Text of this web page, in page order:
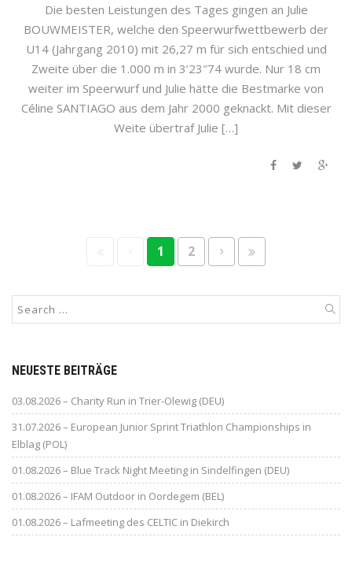
Die besten Leistungen des Tages gingen an Julie
BOUWMEISTER, welche den Speerwurfwettbewerb der
U14 (Jahrgang 2010) mit 26,27 m für sich entschied und
Zweite über die 1.000 m in 3’23″74 wurde. Nur 18 cm
weiter im Speerwurf und Julie hätte die Bestmarke von
Céline SANTIAGO aus dem Jahr 2000 geknackt. Mit dieser
Weite übertraf Julie […]
1 2
NEUESTE BEITRÄGE
03.08.2026 – Charity Run in Trier-Olewig (DEU)
31.07.2026 – European Junior Sprint Triathlon Championships in
Elblag (POL)
01.08.2026 – Blue Track Night Meeting in Sindelfingen (DEU)
01.08.2026 – IFAM Outdoor in Oordegem (BEL)
01.08.2026 – Lafmeeting des CELTIC in Diekirch